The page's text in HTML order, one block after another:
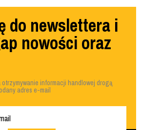
do newslettera i
nowości oraz
informacji handlowej drogą
adres e-mail